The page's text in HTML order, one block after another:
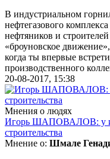
В индустриальном
нефтегазового
нефтяников и
«броуновское
когда ты впервые
производственного
20-08-2017, 15:38
Мнения о людях
Игорь ШАПОВАЛОВ: у
строительства
Мнение о: Шмале